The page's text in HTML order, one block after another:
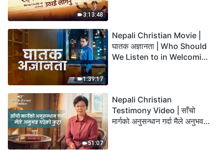
3:13:48
1:39:17
Nepali Christian Movie |
घातक अज्ञानता | Who Should
We Listen to in Welcoming
51:07
Nepali Christian
Testimony Video | साँचो
मार्गको अनुसन्धान गर्दा मैले अनुभव